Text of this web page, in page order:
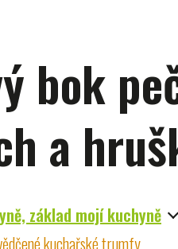
bok
a
základ mojí kuchyně
kuchařské trumfy